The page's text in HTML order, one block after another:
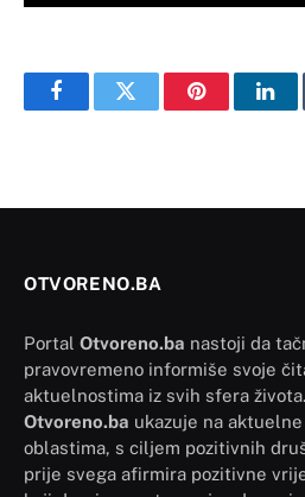
FacebookTwitter Pinterest
OTVORENO.BA
Portal Otvoreno.ba nastoji da
pravovremeno informiše svoje
aktuelnostima iz svih sfera života.
Otvoreno.ba ukazuje na
oblastima, s ciljem pozitivnih
prije svega afirmira pozitivne